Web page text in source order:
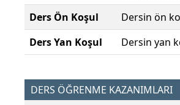
Ders Ön Koşul
Dersin ön
Ders Yan Koşul
Dersin yan
DERS ÖĞRENME KAZANIMLARI